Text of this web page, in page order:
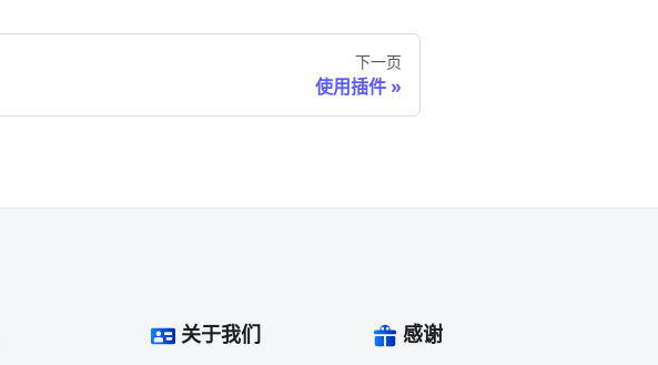
下一页
使用插件
关于我们 感谢